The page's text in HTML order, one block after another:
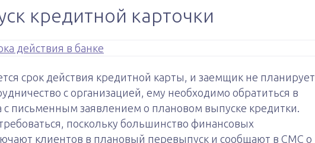
кредитной карточки
срок действия кредитной карты, и заемщик не планирует
с организацией, ему необходимо обратиться в
с письменным заявлением о плановом выпуске кредитки.
поскольку большинство финансовых
клиентов в плановый перевыпуск и сообщают в СМС о